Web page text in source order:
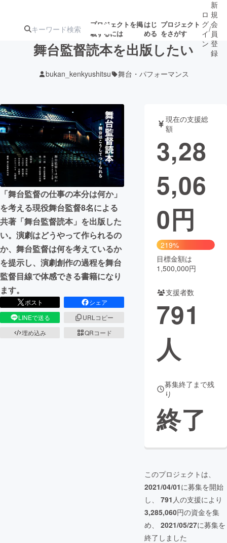
プロジェクトを掲
載するには
はじ
める
プロジェクト
をさがす
アート・写真
テクノロジー・ガジェット ゲーム・サ
映像・映画 書籍・雑誌
ビジネス・起業 チャレンジ
まちづくり・地域活性化
CAMPFIRE for Social Good
コミュニティ
ロ
グ
イ
ン
/
新
規
会
員
登
録
舞台監督読本を出版したい
bukan_kenkyushitsu 舞台・パフォーマンス
「舞台監督の仕事の本分は何か」
を考える現役舞台監督8名による
共著「舞台監督読本」を出版した
い。演劇はどうやって作られるの
か、舞台監督は何を考えているか
を提示し、演劇創作の過程を舞台
監督目線で体感できる書籍になり
ます。
ポスト
シェア
LINEで送る
URLコピー
埋め込み
QRコード
現在の支援総
額
3,28
5,06
0円
219%
目標金額は
1,500,000円
支援者数
791
人
募集終了まで残
り
終了
このプロジェクトは、
2021/04/01に募集を開始
し、 791 人の支援により
3,285,060円の資金を集
め、 2021/05/27に募集を
終了しました